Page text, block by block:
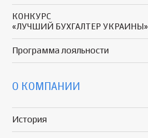
КОНКУРС
«ЛУЧШИЙ БУХГАЛТЕР УКРАИНЫ»
Программа лояльности
О КОМПАНИИ
История